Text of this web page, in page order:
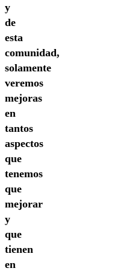
y
de
esta
comunidad,
solamente
veremos
mejoras
en
tantos
aspectos
que
tenemos
que
mejorar
y
que
tienen
en